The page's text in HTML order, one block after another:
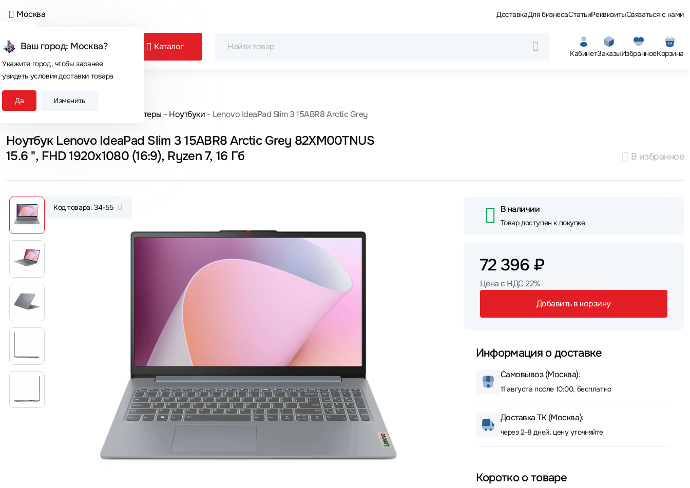
Москва
Ваш город: Москва?
Укажите город, чтобы заранее
увидеть условия доставки товара
Да Изменить
ДоставкаДля бизнесаСтатьиРеквизитыСвязаться с нами
Каталог
КабинетЗаказыИзбранноеКорзина
Сегодня покупают
Главная Компьютеры Ноутбуки Lenovo IdeaPad Slim 3 15ABR8 Arctic Grey
Ноутбук Lenovo IdeaPad Slim 3 15ABR8 Arctic Grey 82XM00TNUS
15.6 ", FHD 1920x1080 (16:9), Ryzen 7, 16 Гб
В избранное
Код товара: 34-55 В наличии
Товар доступен к покупке
72 396 ₽
Цена с НДС 22%
Добавить в корзину
Информация о доставке
Самовывоз (Москва):
11 августа после 10:00, бесплатно
Доставка ТК (Москва):
через 2-8 дней, цену уточняйте
Коротко о товаре